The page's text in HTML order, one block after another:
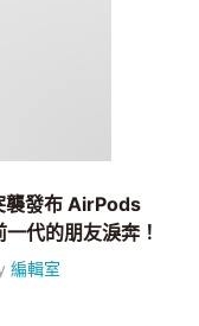
發布 AirPods
代的朋友淚奔！
編輯室